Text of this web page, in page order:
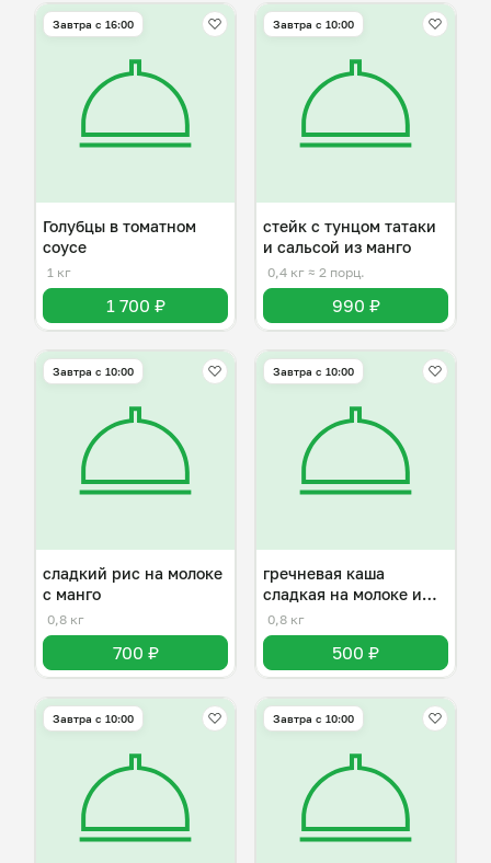
Завтра c 16:00
Голубцы в томатном
соусе
1 кг
1 700 ₽
Завтра c 10:00
стейк с тунцом татаки
и сальсой из манго
0,4 кг ≈ 2 порц.
990 ₽
Завтра c 10:00
сладкий рис на молоке
с манго
0,8 кг
700 ₽
Завтра c 10:00
гречневая каша
сладкая на молоке и
сливочном масле
0,8 кг
500 ₽
Завтра c 10:00 Завтра c 10:00